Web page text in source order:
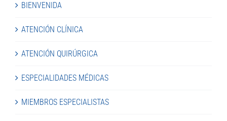
BIENVENIDA
ATENCIÓN CLÍNICA
ATENCIÓN QUIRÚRGICA
ESPECIALIDADES MÉDICAS
MIEMBROS ESPECIALISTAS